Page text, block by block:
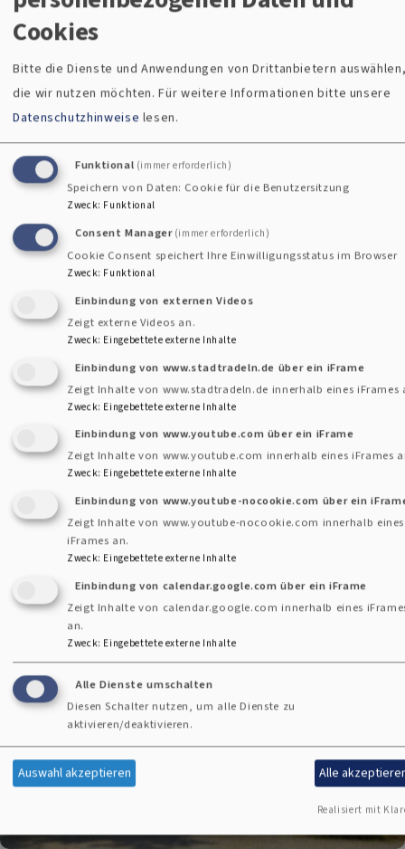
Erweiterter Filter
Fr, 7.8. 7:30-8 Uhr
Morgenandacht in der Christuskirche
Pfarrer Hans-Günther Herrlinger
Gauting
Christuskirche
Cookies
Bitte die Dienste und Anwendungen von Drittanbietern
die wir nutzen möchten.Für weitere Informationen bitte unsere
Datenschutzhinweise lesen.
Funktional (immer erforderlich)
Speichern von Daten: Cookie für die Benutzersitzung
Zweck: Funktional
Consent Manager (immer erforderlich)
Cookie Consent speichert Ihre Einwilligungsstatus im Browser
Zweck: Funktional
Einbindung von externen Videos
Zeigt externe Videos an.
Zweck: Eingebettete externe Inhalte
Einbindung von www.stadtradeln.de über ein iFrame
Zeigt Inhalte von www.stadtradeln.de innerhalb eines iFrames
Zweck: Eingebettete externe Inhalte
Einbindung von www.youtube.com über ein iFrame
Zeigt Inhalte von www.youtube.com innerhalb eines iFrames
Zweck: Eingebettete externe Inhalte
Einbindung von www.youtube-nocookie.com über ein
Zeigt Inhalte von www.youtube-nocookie.com innerhalb eines
iFrames an.
Zweck: Eingebettete externe Inhalte
Einbindung von calendar.google.com über ein iFrame
Zeigt Inhalte von calendar.google.com innerhalb eines
an.
Zweck: Eingebettete externe Inhalte
Alle Dienste umschalten
Diesen Schalter nutzen, um alle Dienste zu
aktivieren/deaktivieren.
Auswahl akzeptieren Alle
Realisiert mit